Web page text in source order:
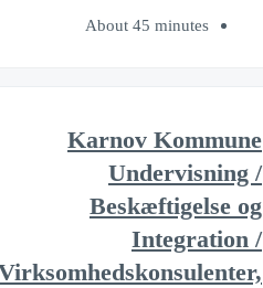
About 45 minutes
Karnov Kommune
Undervisning /
Beskæftigelse og
Integration /